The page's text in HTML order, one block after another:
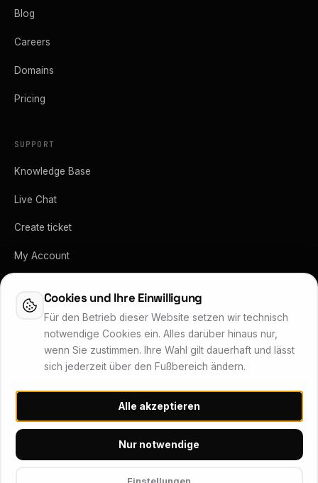
Blog
Careers
Domains
Pricing
SUPPORT
Knowledge Base
Live Chat
Create ticket
My Account
Vertrag kündigen
Lukas Wärner Technologie Services
Inhaber Lukas Wärner · Friedrich-Stoer-Straße 6 · 90537 Feucht
Systemstatus
Cookies und Ihre Einwilligung
Für den Betrieb dieser Website setzen wir technisch
notwendige Cookies ein. Alles darüber hinaus nur,
wenn Sie zustimmen. Ihre Wahl gilt dauerhaft und lässt
sich jederzeit über den Fußbereich ändern.
Alle akzeptieren
Nur notwendige